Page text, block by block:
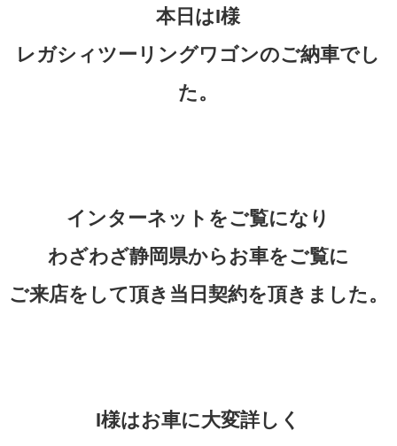
本日はI様
レガシィツーリングワゴンのご納車でし
た。
インターネットをご覧になり
わざわざ静岡県からお車をご覧に
ご来店をして頂き当日契約を頂きました。
I様はお車に大変詳しく